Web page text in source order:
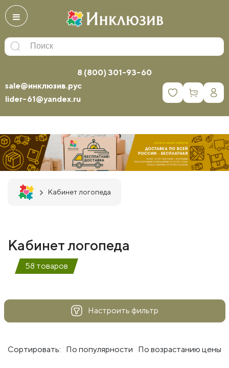
8 (800) 301-93-60
sale@инклюзив.рус
lider-61@yandex.ru
0
Кабинет логопеда
Кабинет логопеда
58 товаров
Настроить фильтр
Сортировать: По популярности По возрастанию цены